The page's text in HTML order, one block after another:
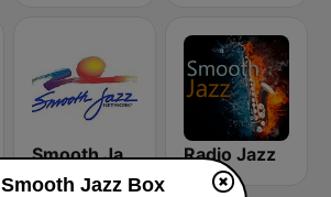
Smooth Jazz Network Radio Jazz
Smooth Jazz Box